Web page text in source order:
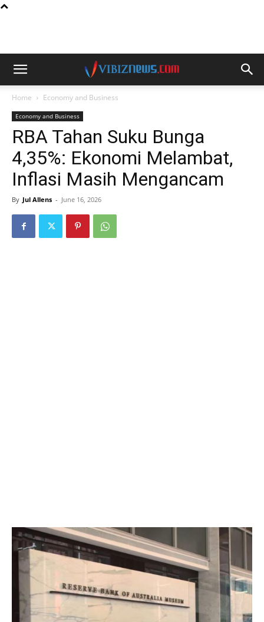
Home Economy and Business
Economy and Business
RBA Tahan Suku Bunga
4,35%: Ekonomi Melambat,
Inflasi Masih Mengancam
By Jul Allens - June 16, 2026